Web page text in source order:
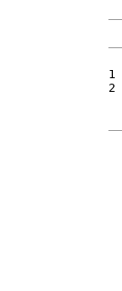
1
2